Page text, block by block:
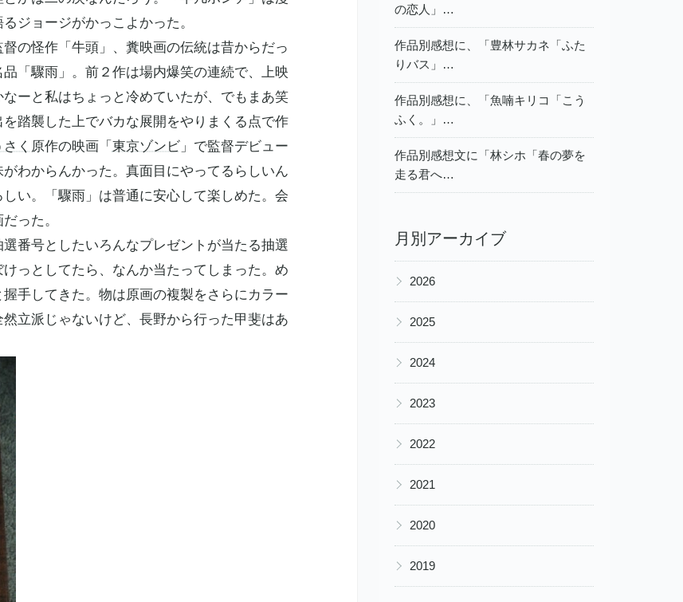
ジョージがかっこよかった。
の怪作「牛頭」、糞映画の伝統は昔からだっ
「驟雨」。前２作は場内爆笑の連続で、上映
ーと私はちょっと冷めていたが、でもまあ笑
踏襲した上でバカな展開をやりまくる点で作
く 原作の映画「 東京ゾンビ」で監督デビュー
わからんかった。真面目にやってるらしいん
い。「驟雨」は普通に安心して楽しめた。会
った。
番号としたいろんなプレゼントが当たる抽選
っとしてたら、なんか当たってしまった。め
手してきた。物は原画の複製をさらにカラー
立派じゃないけど、長野から行った甲斐はあ
の恋人」…
作品別感想に、「豊林サカネ「ふた
りバス」…
作品別感想に、「魚喃キリコ「こう
ふく。」…
作品別感想文に「林シホ「春の夢を
走る君へ…
月別アーカイブ
▶ 2026
▶ 2025
▶ 2024
▶ 2023
▶ 2022
▶ 2021
▶ 2020
▶ 2019